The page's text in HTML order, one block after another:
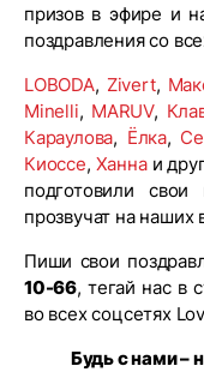
призов в эфире и
поздравления со
LOBODA, Zivert,
Minelli, MARUV,
Караулова, Ёлка,
Киоссе, Ханнаи
подготовили свои
прозвучат на наших
Пиши свои
10-66, тегай нас в
во всех соцсетях
Будь с нами –